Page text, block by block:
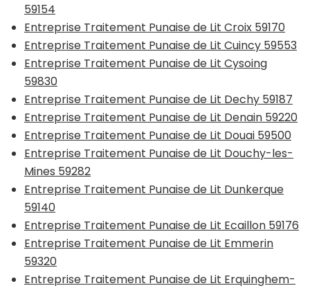
59154
Entreprise Traitement Punaise de Lit Croix 59170
Entreprise Traitement Punaise de Lit Cuincy 59553
Entreprise Traitement Punaise de Lit Cysoing
59830
Entreprise Traitement Punaise de Lit Dechy 59187
Entreprise Traitement Punaise de Lit Denain 59220
Entreprise Traitement Punaise de Lit Douai 59500
Entreprise Traitement Punaise de Lit Douchy-les-
Mines 59282
Entreprise Traitement Punaise de Lit Dunkerque
59140
Entreprise Traitement Punaise de Lit Ecaillon 59176
Entreprise Traitement Punaise de Lit Emmerin
59320
Entreprise Traitement Punaise de Lit Erquinghem-